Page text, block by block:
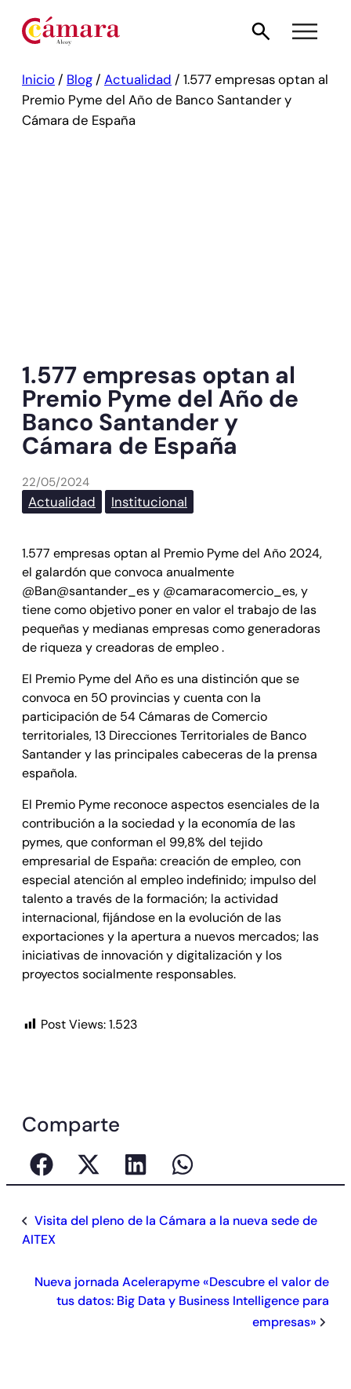
Inicio / Blog / Actualidad / 1.577 empresas optan al
Premio Pyme del Año de Banco Santander y
Cámara de España
1.577 empresas optan al
Premio Pyme del Año de
Banco Santander y
Cámara de España
22/05/2024
Actualidad Institucional
1.577 empresas optan al Premio Pyme del Año 2024,
el galardón que convoca anualmente
@Ban@santander_es y @camaracomercio_es, y
tiene como objetivo poner en valor el trabajo de las
pequeñas y medianas empresas como generadoras
de riqueza y creadoras de empleo .
El Premio Pyme del Año es una distinción que se
convoca en 50 provincias y cuenta con la
participación de 54 Cámaras de Comercio
territoriales, 13 Direcciones Territoriales de Banco
Santander y las principales cabeceras de la prensa
española.
El Premio Pyme reconoce aspectos esenciales de la
contribución a la sociedad y la economía de las
pymes, que conforman el 99,8% del tejido
empresarial de España: creación de empleo, con
especial atención al empleo indefinido; impulso del
talento a través de la formación; la actividad
internacional, fijándose en la evolución de las
exportaciones y la apertura a nuevos mercados; las
iniciativas de innovación y digitalización y los
proyectos socialmente responsables.
Post Views:1.523
Comparte
Visita del pleno de la Cámara a la nueva sede de
AITEX
Nueva jornada Acelerapyme «Descubre el valor de
tus datos: Big Data y Business Intelligence para
empresas»